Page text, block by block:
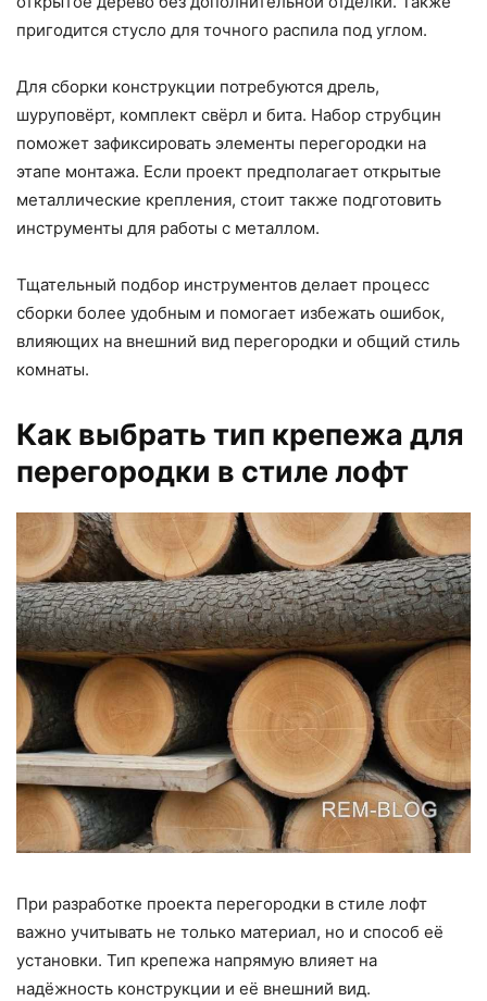
пригодится стусло для точного распила под углом.
Для сборки конструкции потребуются дрель,
шуруповёрт, комплект свёрл и бита. Набор струбцин
поможет зафиксировать элементы перегородки на
этапе монтажа. Если проект предполагает открытые
металлические крепления, стоит также подготовить
инструменты для работы с металлом.
Тщательный подбор инструментов делает процесс
сборки более удобным и помогает избежать ошибок,
влияющих на внешний вид перегородки и общий стиль
комнаты.
Как выбрать тип крепежа для
перегородки в стиле лофт
При разработке проекта перегородки в стиле лофт
важно учитывать не только материал, но и способ её
установки. Тип крепежа напрямую влияет на
надёжность конструкции и её внешний вид.